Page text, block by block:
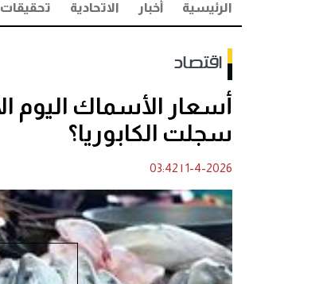
الرئيسية أخبار الاتحادية تحقيقات
اقتصاد
سجلت الكابوريا؟
1-4-2026
|
03:42